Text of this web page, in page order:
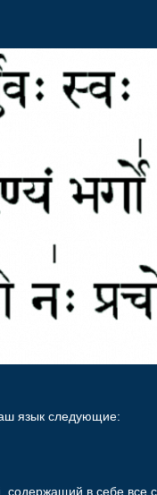
язык следующие:
в себе все